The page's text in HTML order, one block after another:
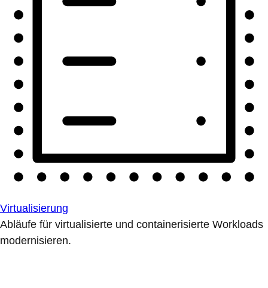
Virtualisierung
Abläufe für virtualisierte und containerisierte Workloads
modernisieren.